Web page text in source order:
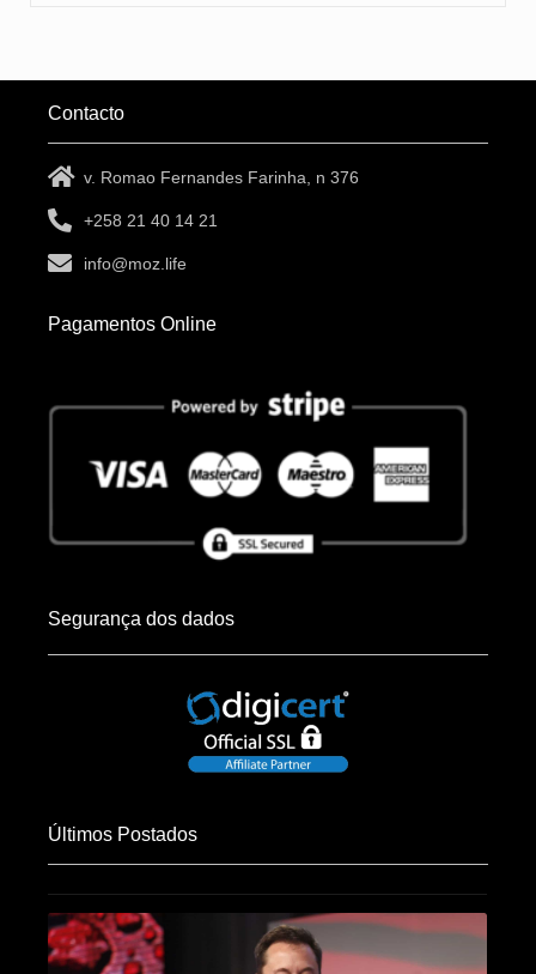
Contacto
v. Romao Fernandes Farinha, n 376
+258 21 40 14 21
info@moz.life
Pagamentos Online
Segurança dos dados
Últimos Postados